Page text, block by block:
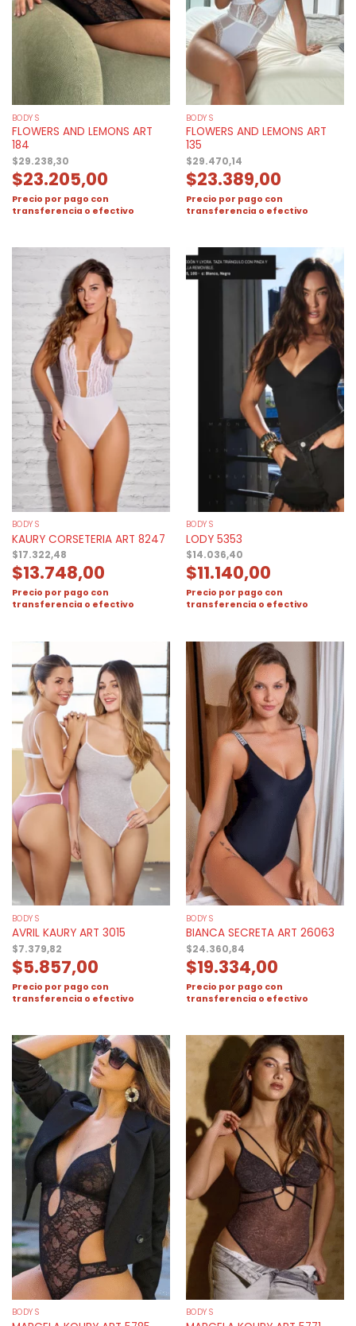
BODYS
FLOWERS AND LEMONS ART
184
$29.238,30
$23.205,00
Precio por pago con
transferencia o efectivo
BODYS
FLOWERS AND LEMONS ART
135
$29.470,14
$23.389,00
Precio por pago con
transferencia o efectivo
BODYS
KAURY CORSETERIA ART 8247
$17.322,48
$13.748,00
Precio por pago con
transferencia o efectivo
BODYS
LODY 5353
$14.036,40
$11.140,00
Precio por pago con
transferencia o efectivo
BODYS
AVRIL KAURY ART 3015
$7.379,82
$5.857,00
Precio por pago con
transferencia o efectivo
BODYS
BIANCA SECRETA ART 26063
$24.360,84
$19.334,00
Precio por pago con
transferencia o efectivo
BODYS BODYS